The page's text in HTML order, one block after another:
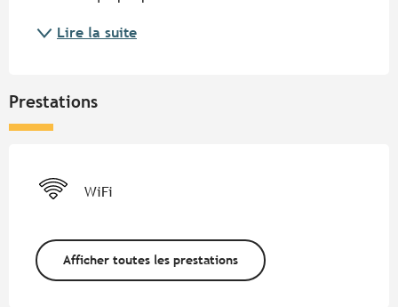
Lire la suite
Prestations
WiFi
Afficher toutes les prestations